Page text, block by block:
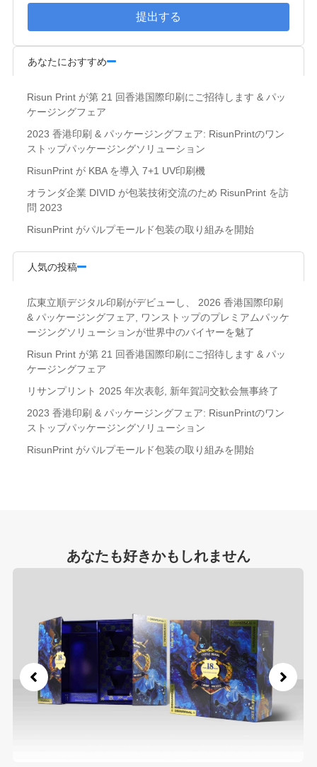
提出する
あなたにおすすめ
Risun Print が第 21 回香港国際印刷にご招待します & パッ
ケージングフェア
2023 香港印刷 & パッケージングフェア: RisunPrintのワン
ストップパッケージングソリューション
RisunPrint が KBA を導入 7+1 UV印刷機
オランダ企業 DIVID が包装技術交流のため RisunPrint を訪
問 2023
RisunPrint がパルプモールド包装の取り組みを開始
人気の投稿
広東立順デジタル印刷がデビューし、 2026 香港国際印刷
& パッケージングフェア, ワンストップのプレミアムパッケ
ージングソリューションが世界中のバイヤーを魅了
Risun Print が第 21 回香港国際印刷にご招待します & パッ
ケージングフェア
リサンプリント 2025 年次表彰, 新年賀詞交歓会無事終了
2023 香港印刷 & パッケージングフェア: RisunPrintのワン
ストップパッケージングソリューション
RisunPrint がパルプモールド包装の取り組みを開始
あなたも好きかもしれません